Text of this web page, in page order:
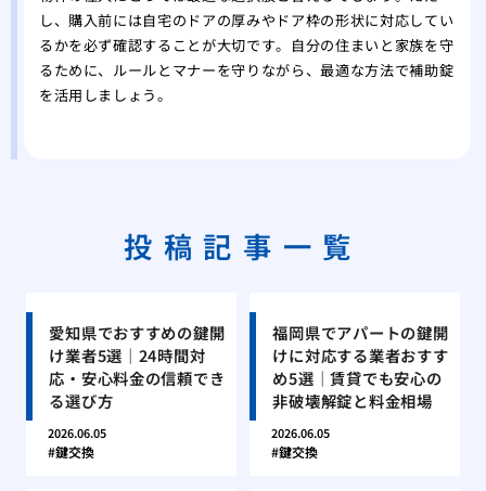
し、購入前には自宅のドアの厚みやドア枠の形状に対応してい
るかを必ず確認することが大切です。自分の住まいと家族を守
るために、ルールとマナーを守りながら、最適な方法で補助錠
を活用しましょう。
投稿記事一覧
愛知県でおすすめの鍵開
け業者5選｜24時間対
応・安心料金の信頼でき
る選び方
2026.06.05
鍵交換
福岡県でアパートの鍵開
けに対応する業者おすす
め5選｜賃貸でも安心の
非破壊解錠と料金相場
2026.06.05
鍵交換